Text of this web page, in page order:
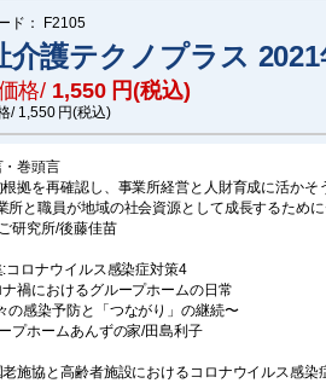
ド： F2105
介護テクノプラス
格/ 1,550円(税込)
/ 1,550円(税込)
・巻頭言
根拠を再確認し、事業所経営と人財育成に活かそ
所と職員が地域の社会資源として成長するため
研究所/後藤佳苗
:コロナウイルス感染症対策4
ナ禍におけるグループホームの日常
の感染予防と「つながり」の継続〜
プホームあんずの家/田島利子
老施協と高齢者施設におけるコロナウイルス感染